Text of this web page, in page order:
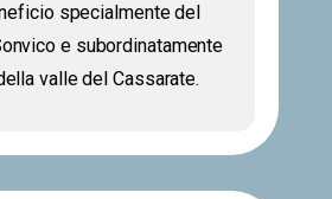
specialmente del
e subordinatamente
valle del Cassarate.